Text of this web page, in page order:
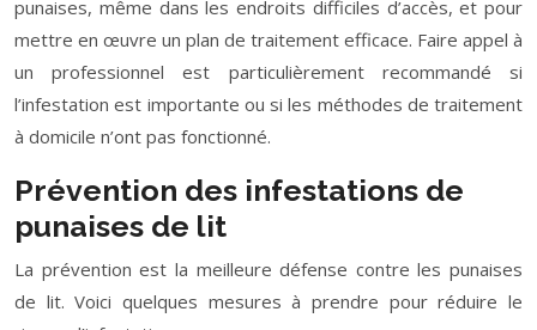
punaises, même dans les endroits difficiles d’accès, et pour
mettre en œuvre un plan de traitement efficace. Faire appel à
un professionnel est particulièrement recommandé si
l’infestation est importante ou si les méthodes de traitement
à domicile n’ont pas fonctionné.
Prévention des infestations de
punaises de lit
La prévention est la meilleure défense contre les punaises
de lit. Voici quelques mesures à prendre pour réduire le